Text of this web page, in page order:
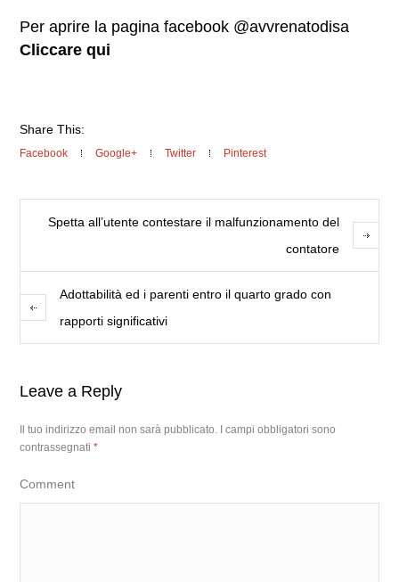
Per aprire la pagina facebook @avvrenatodisa
Cliccare qui
Share This:
Facebook Google+ Twitter Pinterest
Spetta all’utente contestare il malfunzionamento del
contatore
Adottabilità ed i parenti entro il quarto grado con
rapporti significativi
Leave a Reply
Il tuo indirizzo email non sarà pubblicato.
I campi obbligatori sono
contrassegnati*
Comment